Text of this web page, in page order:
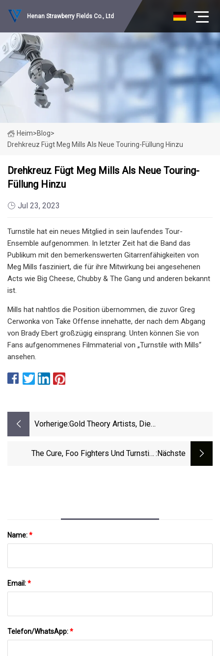
Henan Strawberry Fields Co., Ltd
Heim>Blog>
Drehkreuz Fügt Meg Mills Als Neue Touring-Füllung Hinzu
Drehkreuz Fügt Meg Mills Als Neue Touring-
Füllung Hinzu
Jul 23, 2023
Turnstile hat ein neues Mitglied in sein laufendes Tour-
Ensemble aufgenommen. In letzter Zeit hat die Band das
Publikum mit den bemerkenswerten Gitarrenfähigkeiten von
Meg Mills fasziniert, die für ihre Mitwirkung bei angesehenen
Acts wie Big Cheese, Chubby & The Gang und anderen bekannt
ist.
Mills hat nahtlos die Position übernommen, die zuvor Greg
Cerwonka von Take Offense innehatte, der nach dem Abgang
von Brady Ebert großzügig einsprang. Unten können Sie von
Fans aufgenommenes Filmmaterial von „Turnstile with Mills“
ansehen.
Vorherige:Gold Theory Artists, Die
Expandiert
The Cure, Foo Fighters Und Turnstile :nächste
Name:*
Email:*
Telefon/WhatsApp:*